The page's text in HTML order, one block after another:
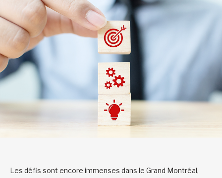
Les défis sont encore immenses dans le Grand Montréal,